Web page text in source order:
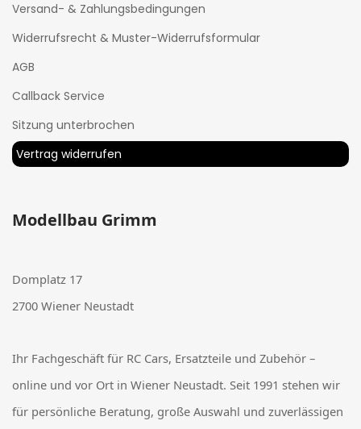
Versand- & Zahlungsbedingungen
Widerrufsrecht & Muster-Widerrufsformular
AGB
Callback Service
Sitzung unterbrochen
Vertrag widerrufen
Modellbau Grimm
Domplatz 17
2700 Wiener Neustadt
Ihr Fachgeschäft für RC Cars, Ersatzteile und Zubehör –
online und vor Ort in Wiener Neustadt. Seit 1991 stehen wir
für persönliche Beratung, große Auswahl und zuverlässigen